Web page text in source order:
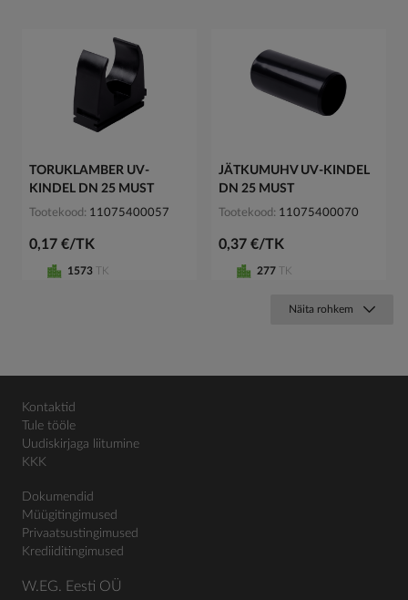
TORUKLAMBER UV-
KINDEL DN 25 MUST
Tootekood 11075400057
0,17 €/TK
1573 TK
JÄTKUMUHV UV-KINDEL
DN 25 MUST
Tootekood 11075400070
0,37 €/TK
277 TK
Näita rohkem
Kontaktid
Tule tööle
Uudiskirjaga liitumine
KKK
Dokumendid
Müügitingimused
Privaatsustingimused
Krediiditingimused
W.EG. Eesti OÜ